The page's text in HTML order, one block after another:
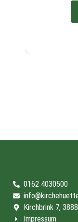
0162 4030500
Kirchbrink 7,
Impressum